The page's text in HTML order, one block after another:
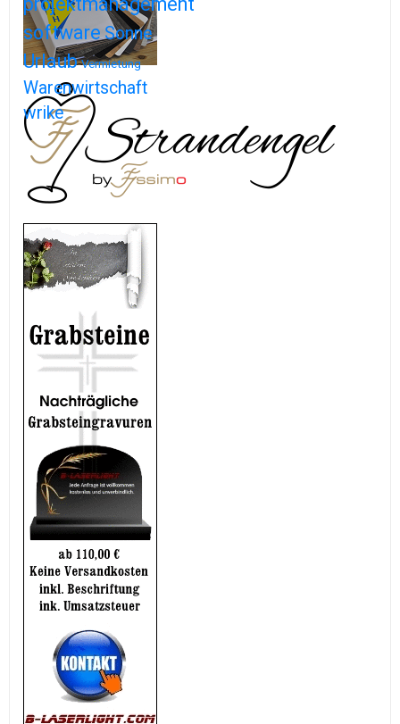
softwareSonne
Urlaub Vermietung
Warenwirtschaft
wrike